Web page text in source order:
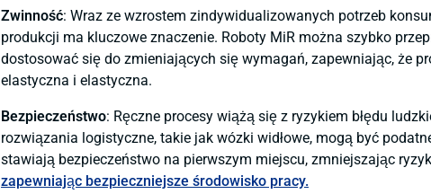
Zwinność: Wraz ze wzrostem zindywidualizowanych potrzeb
produkcji ma kluczowe znaczenie. Roboty MiR można szybko
dostosować się do zmieniających się wymagań, zapewniając, że
elastyczna i elastyczna.
Bezpieczeństwo: Ręczne procesy wiążą się z ryzykiem błędu
rozwiązania logistyczne, takie jak wózki widłowe, mogą być
stawiają bezpieczeństwo na pierwszym miejscu, zmniejszając
zapewniając bezpieczniejsze środowisko pracy.